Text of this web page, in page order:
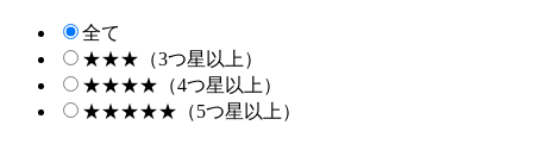
全て
★★★（3つ星以上）
★★★★（4つ星以上）
★★★★★（5つ星以上）